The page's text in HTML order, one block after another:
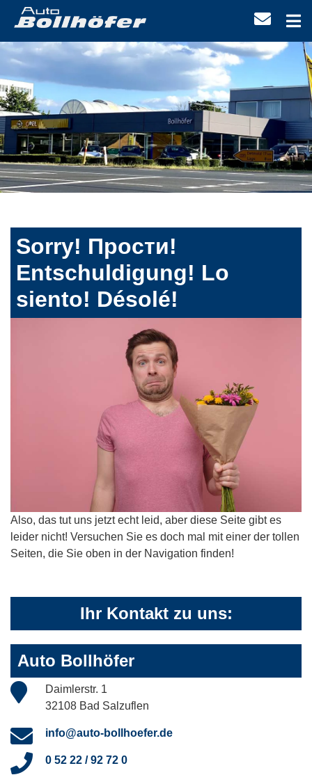
Sorry! Прости!
Entschuldigung! Lo
siento! Désolé!
Also, das tut uns jetzt echt leid, aber diese Seite gibt es
leider nicht! Versuchen Sie es doch mal mit einer der tollen
Seiten, die Sie oben in der Navigation finden!
Ihr Kontakt zu uns:
Auto Bollhöfer
Daimlerstr. 1
32108 Bad Salzuflen
info@auto-bollhoefer.de
0 52 22 / 92 72 0